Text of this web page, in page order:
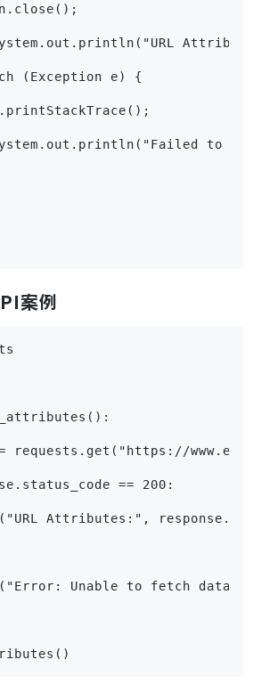
(Exception e) {
to
案例
requests.get("https://
== 200:
Attributes:",
Unable to fetch data")